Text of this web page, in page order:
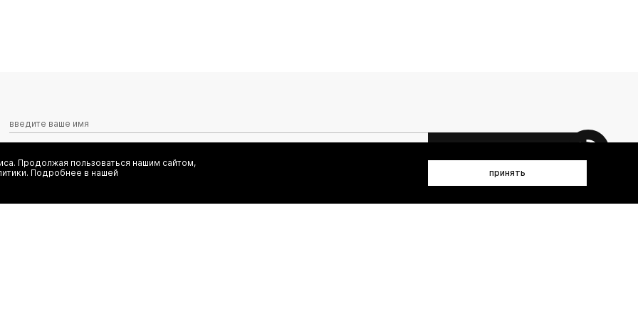
Я даю согласие на сбор, обработку и хранение моих персональных данных (имя, email, телефон) для получения рекламных и
Политикой конфиденциальности
Продолжая пользоваться нашим сайтом,
Подробнее в нашей
принять